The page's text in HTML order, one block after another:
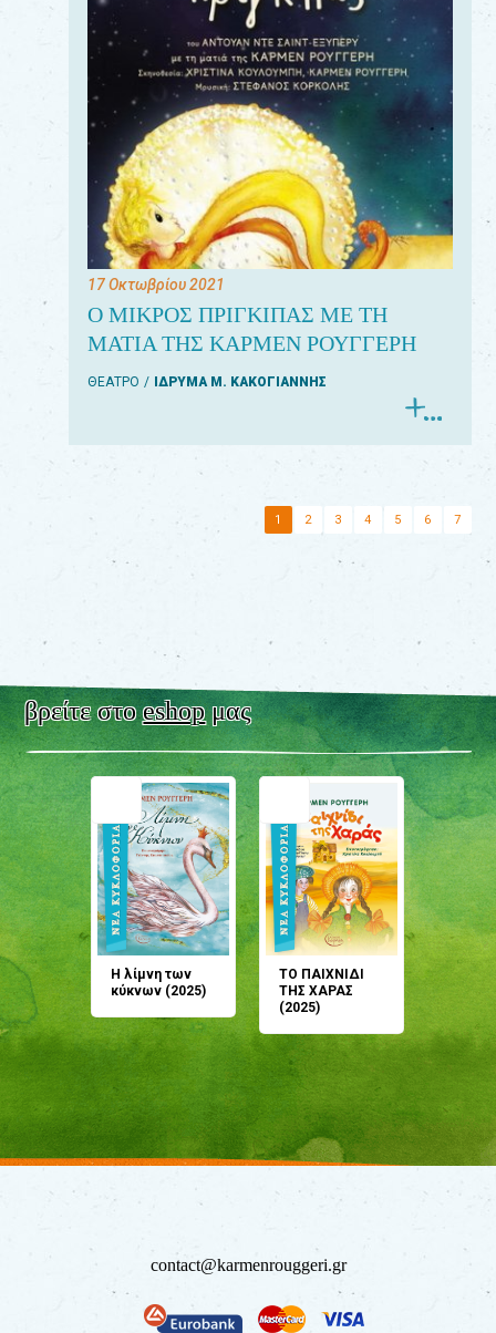
17 Οκτωβρίου 2021
Ο ΜΙΚΡΟΣ ΠΡΙΓΚΙΠΑΣ ΜΕ ΤΗ
ΜΑΤΙΑ ΤΗΣ ΚΑΡΜΕΝ ΡΟΥΓΓΕΡΗ
ΘΕΑΤΡΟ ΙΔΡΥΜΑ Μ. ΚΑΚΟΓΙΑΝΝΗΣ
1 2 3 4 5 6 7
βρείτε στοeshopμας
Η λίμνη των
κύκνων (2025)
ΤΟ ΠΑΙΧΝΙΔΙ
ΤΗΣ ΧΑΡΑΣ
(2025)
μου;
(2024)
contact@karmenrouggeri.gr